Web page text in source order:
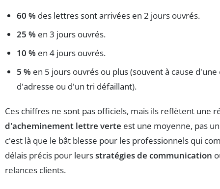
60 % des lettres sont arrivées en 2 jours ouvrés.
25 % en 3 jours ouvrés.
10 % en 4 jours ouvrés.
5 % en 5 jours ouvrés ou plus (souvent à cause
d'adresse ou d'un tri défaillant).
Ces chiffres ne sont pas officiels, mais ils reflètent une
d'acheminement lettre verte est une moyenne, pas
c'est là que le bât blesse pour les professionnels qui
délais précis pour leursstratégies de communication
relances clients.